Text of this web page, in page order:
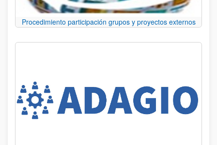
Procedimiento participación grupos y proyectos externos